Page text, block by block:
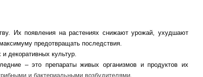
Их появления на растениях снижают урожай, ухудшают
предотвращать последствия.
декоративных культур.
– это препараты живых организмов и продуктов их
и бактериальными возбудителями.